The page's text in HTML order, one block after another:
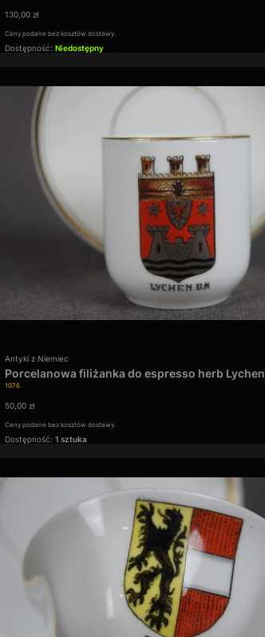
Cena
130,00 zł
Ceny podane bez kosztów dostawy.
Dostępność: Niedostępny
Kod produktu
1076
Porcelanowa filiżanka do espresso herb Lychen
Producent
Antyki z Niemiec
Cena
50,00 zł
Ceny podane bez kosztów dostawy.
Dostępność: 1 sztuka